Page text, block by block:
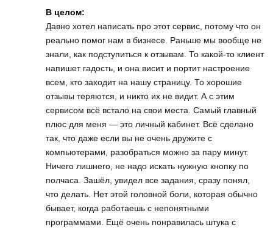
В целом:
Давно хотел написать про этот сервис, потому что он
реально помог нам в бизнесе. Раньше мы вообще не
знали, как подступиться к отзывам. То какой-то клиент
напишет гадость, и она висит и портит настроение
всем, кто заходит на нашу страницу. То хорошие
отзывы теряются, и никто их не видит. А с этим
сервисом всё встало на свои места. Самый главный
плюс для меня — это личный кабинет. Всё сделано
так, что даже если вы не очень дружите с
компьютерами, разобраться можно за пару минут.
Ничего лишнего, не надо искать нужную кнопку по
полчаса. Зашёл, увидел все задания, сразу понял,
что делать. Нет этой головной боли, которая обычно
бывает, когда работаешь с непонятными
программами. Ещё очень понравилась штука с